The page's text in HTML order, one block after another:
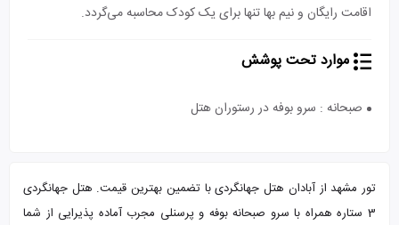
اقامت رایگان و نیم بها تنها برای یک کودک محاسبه می‌گردد.
موارد تحت پوشش
صبحانه : سرو بوفه در رستوران هتل
تور مشهد از آبادان هتل جهانگردی با تضمین بهترین قیمت. هتل جهانگردی
3 ستاره همراه با سرو صبحانه بوفه و پرسنلی مجرب آماده پذیرایی از شما